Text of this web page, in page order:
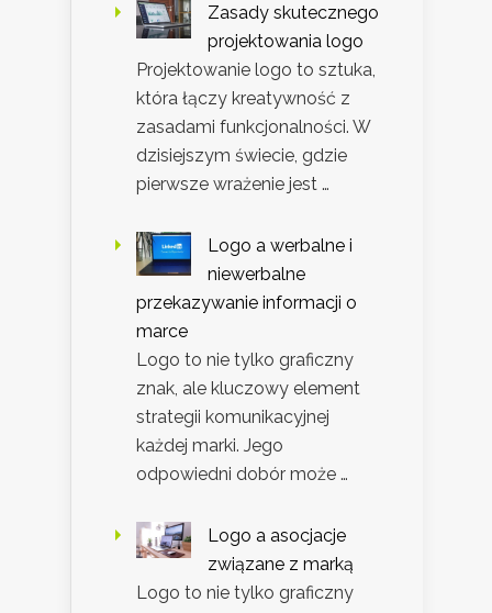
Zasady skutecznego
projektowania logo
Projektowanie logo to sztuka,
która łączy kreatywność z
zasadami funkcjonalności. W
dzisiejszym świecie, gdzie
pierwsze wrażenie jest …
Logo a werbalne i
niewerbalne
przekazywanie informacji o
marce
Logo to nie tylko graficzny
znak, ale kluczowy element
strategii komunikacyjnej
każdej marki. Jego
odpowiedni dobór może …
Logo a asocjacje
związane z marką
Logo to nie tylko graficzny